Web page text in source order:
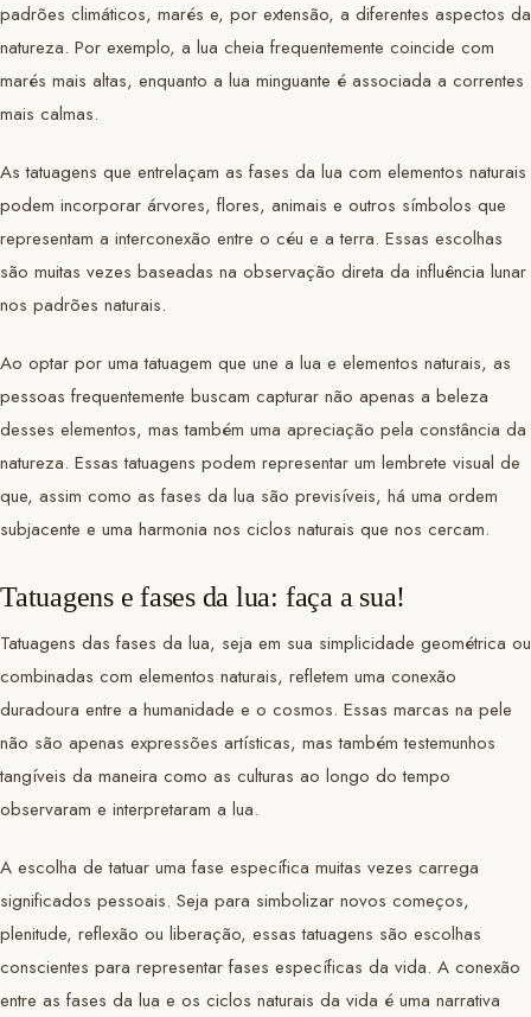
padrões climáticos, marés e, por extensão, a diferentes aspectos da
natureza. Por exemplo, a lua cheia frequentemente coincide com
marés mais altas, enquanto a lua minguante é associada a correntes
mais calmas.
As tatuagens que entrelaçam as fases da lua com elementos naturais
podem incorporar árvores, flores, animais e outros símbolos que
representam a interconexão entre o céu e a terra. Essas escolhas
são muitas vezes baseadas na observação direta da influência lunar
nos padrões naturais.
Ao optar por uma tatuagem que une a lua e elementos naturais, as
pessoas frequentemente buscam capturar não apenas a beleza
desses elementos, mas também uma apreciação pela constância da
natureza. Essas tatuagens podem representar um lembrete visual de
que, assim como as fases da lua são previsíveis, há uma ordem
subjacente e uma harmonia nos ciclos naturais que nos cercam.
Tatuagens e fases da lua: faça a sua!
Tatuagens das fases da lua, seja em sua simplicidade geométrica ou
combinadas com elementos naturais, refletem uma conexão
duradoura entre a humanidade e o cosmos. Essas marcas na pele
não são apenas expressões artísticas, mas também testemunhos
tangíveis da maneira como as culturas ao longo do tempo
observaram e interpretaram a lua.
A escolha de tatuar uma fase específica muitas vezes carrega
significados pessoais. Seja para simbolizar novos começos,
plenitude, reflexão ou liberação, essas tatuagens são escolhas
conscientes para representar fases específicas da vida. A conexão
entre as fases da lua e os ciclos naturais da vida é uma narrativa